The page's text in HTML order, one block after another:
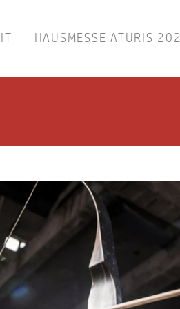
HAUSMESSE ATURIS